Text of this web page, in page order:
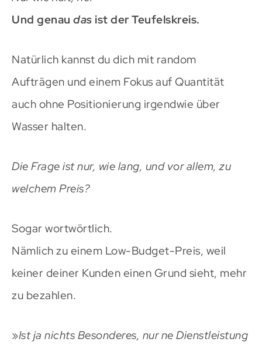
Und genau das ist der Teufelskreis.
Natürlich kannst du dich mit random
Aufträgen und einem Fokus auf Quantität
auch ohne Positionierung irgendwie über
Wasser halten.
Die Frage ist nur, wie lang, und vor allem, zu
welchem Preis?
Sogar wortwörtlich.
Nämlich zu einem Low-Budget-Preis, weil
keiner deiner Kunden einen Grund sieht, mehr
zu bezahlen.
»Ist ja nichts Besonderes, nur ne Dienstleistung